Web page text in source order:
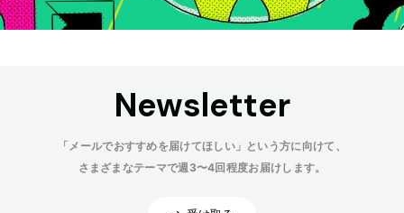
Newsletter
「メールでおすすめを届けてほしい」という方に向けて、
さまざまなテーマで週3〜4回程度お届けします。